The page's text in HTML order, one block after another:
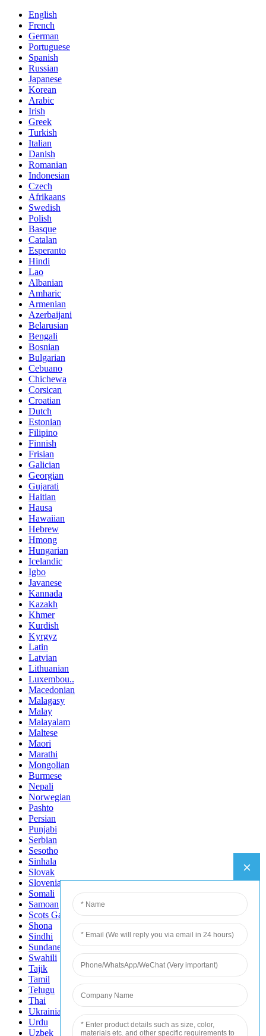
English
French
German
Portuguese
Spanish
Russian
Japanese
Korean
Arabic
Irish
Greek
Turkish
Italian
Danish
Romanian
Indonesian
Czech
Afrikaans
Swedish
Polish
Basque
Catalan
Esperanto
Hindi
Lao
Albanian
Amharic
Armenian
Azerbaijani
Belarusian
Bengali
Bosnian
Bulgarian
Cebuano
Chichewa
Corsican
Croatian
Dutch
Estonian
Filipino
Finnish
Frisian
Galician
Georgian
Gujarati
Haitian
Hausa
Hawaiian
Hebrew
Hmong
Hungarian
Icelandic
Igbo
Javanese
Kannada
Kazakh
Khmer
Kurdish
Kyrgyz
Latin
Latvian
Lithuanian
Luxembou..
Macedonian
Malagasy
Malay
Malayalam
Maltese
Maori
Marathi
Mongolian
Burmese
Nepali
Norwegian
Pashto
Persian
Punjabi
Serbian
Sesotho
Sinhala
Slovak
Slovenian
Somali
Samoan
Scots Gaelic
Shona
Sindhi
Sundanese
Swahili
Tajik
Tamil
Telugu
Thai
Ukrainian
Urdu
Uzbek